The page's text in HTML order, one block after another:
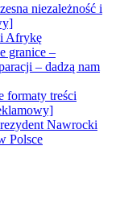
niezależność i
Afrykę
granice –
– dadzą nam
formaty treści
Nawrocki
Polsce